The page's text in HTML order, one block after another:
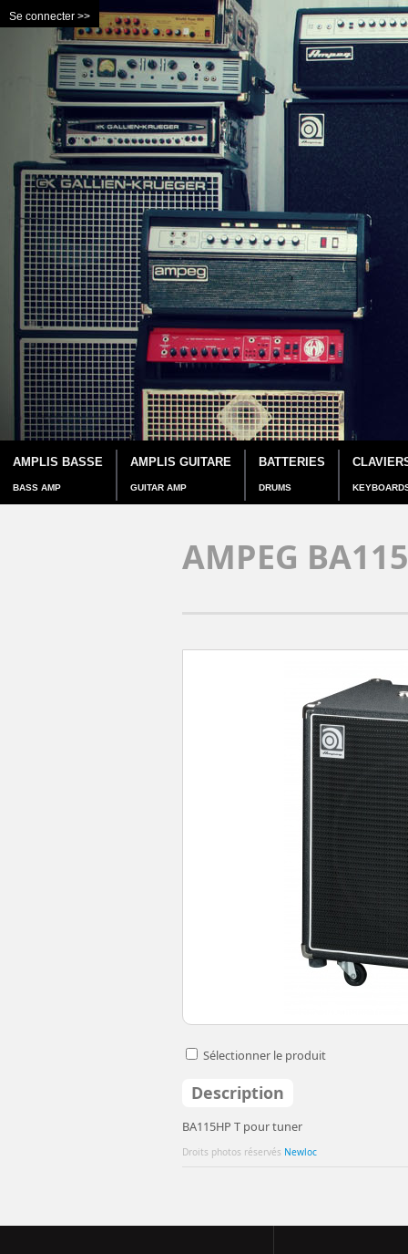
Se connecter >>
AMPLIS BASSE
BASS AMP
AMPLIS GUITARE
GUITAR AMP
BATTERIES
DRUMS
AMPEG
Sélectionner le produit
Description
BA115HP T pour tuner
Droits photos réservés Newloc